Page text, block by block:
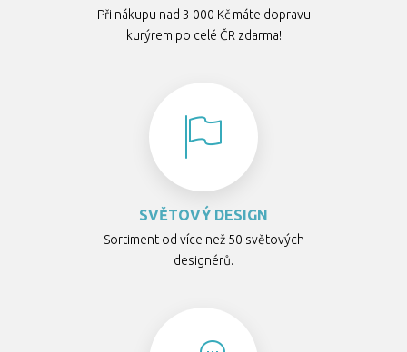
Při nákupu nad 3 000 Kč máte dopravu
kurýrem po celé ČR zdarma!
SVĚTOVÝ DESIGN
Sortiment od více než 50 světových
designérů.